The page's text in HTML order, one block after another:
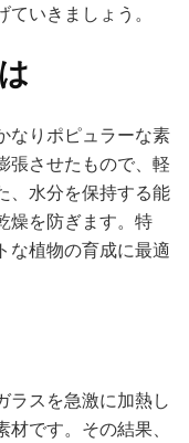
いきましょう。
なりポピュラーな素
張させたもので、軽
、水分を保持する能
燥を防ぎます。特
な植物の育成に最適
ラスを急激に加熱し
です。その結果、